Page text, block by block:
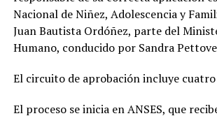
Nacional de Niñez, Adolescencia y
Juan Bautista Ordóñez, parte del
Humano, conducido por Sandra
El circuito de aprobación incluye cuatro
El proceso se inicia en ANSES, que